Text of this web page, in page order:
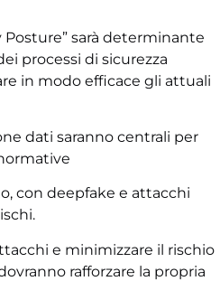
Posture” sarà determinante
processi di sicurezza
in modo efficace gli attuali
dati saranno centrali per
con deepfake e attacchi
e minimizzare il rischio
rafforzare la propria